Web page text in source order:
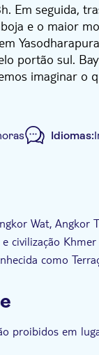
Em seguida,
e o maior
portão sul.
imaginar o
de 37 anos
sobre as
mais
Elefantes e
toma conta das
em pedras
Idiomas:
Wat, Angkor
civilização Khmer
como
proibidos em